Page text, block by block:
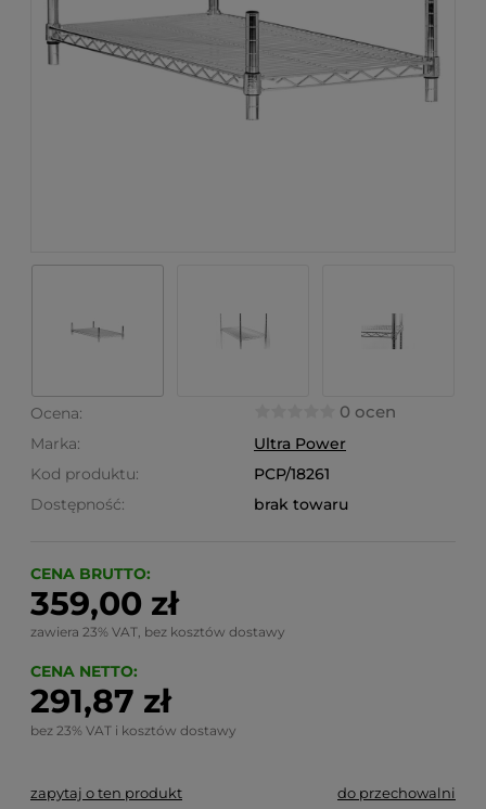
Ocena: 0 ocen
Marka:
Ultra Power
Kod produktu:
PCP/18261
Dostępność:
brak towaru
CENA BRUTTO:
359,00 zł
zawiera 23% VAT, bez kosztów dostawy
CENA NETTO:
291,87 zł
bez 23% VAT i kosztów dostawy
zapytaj o ten produkt do przechowalni